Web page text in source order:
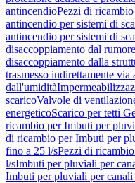
antincendioPezzi di
antincendio per sistemi di
antincendio per sistemi di
disaccoppiamento dal
disaccoppiamento dalla
trasmesso indirettamente via
dall'umidità
scaricoValvole di
energeticoScarico per tetti
ricambio per Imbuti per
di ricambio per Imbuti per
fino a 25 l/sPezzi di
l/sImbuti per pluviali per
Imbuti per pluviali per canali